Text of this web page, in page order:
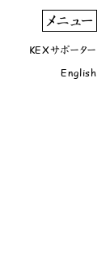
KEXサポーター
English